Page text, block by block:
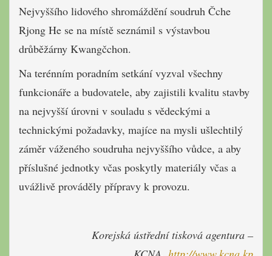
Nejvyššího lidového shromáždění soudruh Čche
Rjong He se na místě seznámil s výstavbou
drůběžárny Kwangčchon.
Na terénním poradním setkání vyzval všechny
funkcionáře a budovatele, aby zajistili kvalitu stavby
na nejvyšší úrovni v souladu s vědeckými a
technickými požadavky, majíce na mysli ušlechtilý
záměr váženého soudruha nejvyššího vůdce, a aby
příslušné jednotky včas poskytly materiály včas a
uvážlivě prováděly přípravy k provozu.
Korejská ústřední tisková agentura –